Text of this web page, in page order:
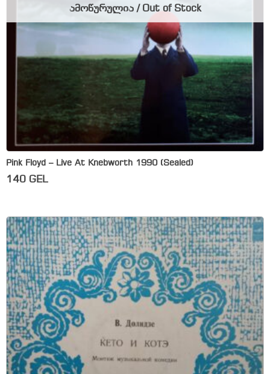
Pink Floyd – Live At Knebworth 1990 (Sealed)
140 GEL
ამოწურულია / Out of Stock